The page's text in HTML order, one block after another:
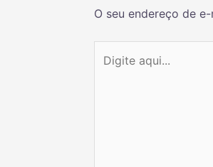
O seu endereço de